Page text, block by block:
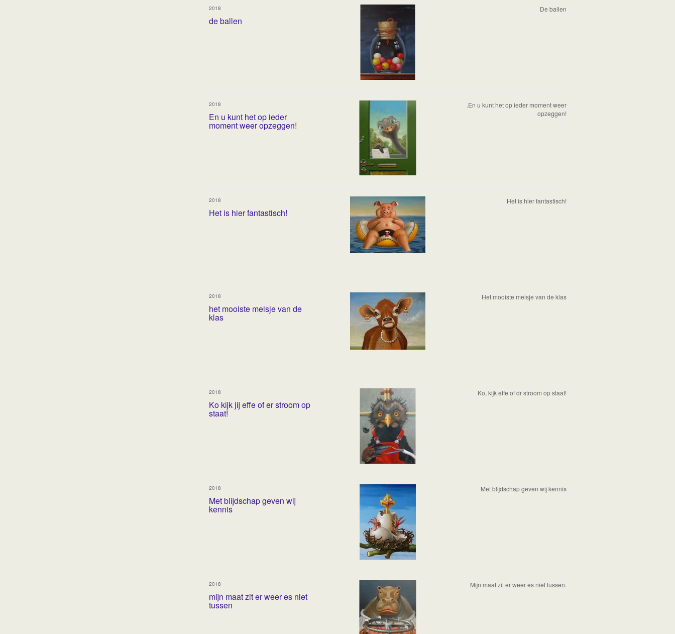
de ballen
2018 De ballen
En u kunt het op ieder
moment weer opzeggen!
2018
.En u kunt het op ieder moment weer
opzeggen!
Het is hier fantastisch!
2018 Het is hier fantastisch!
het mooiste meisje van de
klas
2018 Het mooiste meisje van de klas
Ko kijk jij effe of er stroom op
staat!
2018 Ko, kijk effe of dr stroom op staat!
Met blijdschap geven wij
kennis
2018 Met blijdschap geven wij kennis
mijn maat zit er weer es niet
tussen
2018 Mijn maat zit er weer es niet tussen.